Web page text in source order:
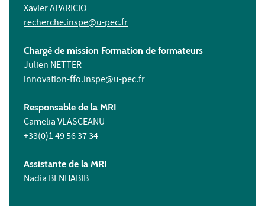
Xavier APARICIO
recherche.inspe@u-pec.fr
Chargé de mission Formation de formateurs
Julien NETTER
innovation-ffo.inspe@u-pec.fr
Responsable de la MRI
Camelia VLASCEANU
+33(0)1 49 56 37 34
Assistante de la MRI
Nadia BENHABIB